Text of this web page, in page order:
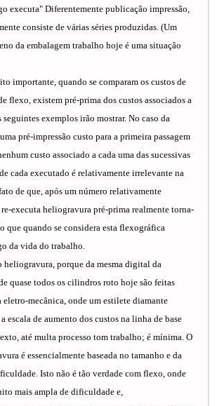
executa" Diferentemente publicação impressão,
consiste de várias séries produzidas. (Um
da embalagem trabalho hoje é uma situação
importante, quando se comparam os custos de
flexo, existem pré-prima dos custos associados a
seguintes exemplos irão mostrar. No caso da
pré-impressão custo para a primeira passagem
custo associado a cada uma das sucessivas
cada executado é relativamente irrelevante na
de que, após um número relativamente
executa heliogravura pré-prima realmente torna-
que quando se considera esta flexográfica
da vida do trabalho.
porque da mesma digital da
quase todos os cilindros roto hoje são feitas
mecânica, onde um estilete diamante
escala de aumento dos custos na linha de base
até multa processo tom trabalho; é mínima. O
é essencialmente baseada no tamanho e da
Isto não é tão verdade com flexo, onde
mais ampla de dificuldade e,